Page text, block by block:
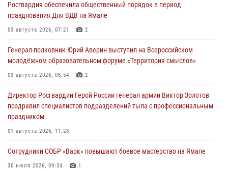
Росгвардия обеспечила общественный порядок в период
празднования Дня ВДВ на Ямале
03 августа 2026, 07:21 2
Генерал-полковник Юрий Аверин выступил на Всероссийском
молодёжном образовательном форуме «Территория смыслов»
03 августа 2026, 06:54 2
Директор Росгвардии Герой России генерал армии Виктор Золотов
поздравил специалистов подразделений тыла с профессиональным
праздником
01 августа 2026, 11:28
Сотрудники СОБР «Варк» повышают боевое мастерство на Ямале
30 июля 2026, 09:34 1